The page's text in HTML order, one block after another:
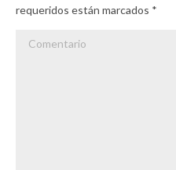
requeridos están marcados *
Comentario